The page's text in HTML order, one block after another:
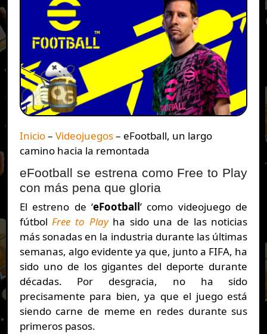
Inicio– Videojuegos– eFootball, un largo
camino hacia la remontada
eFootball se estrena como Free to Play
con más pena que gloria
El estreno de ‘eFootball’ como videojuego de
fútbolFree to Playha sido una de las noticias
más sonadas en la industria durante las últimas
semanas, algo evidente ya que, junto a FIFA, ha
sido uno de los gigantes del deporte durante
décadas. Por desgracia, no ha sido
precisamente para bien, ya que el juego está
siendo carne de meme en redes durante sus
primeros pasos.